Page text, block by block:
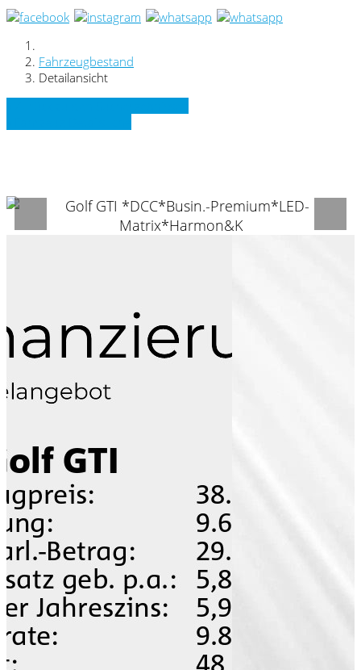
Fahrzeugbestand
Detailansicht